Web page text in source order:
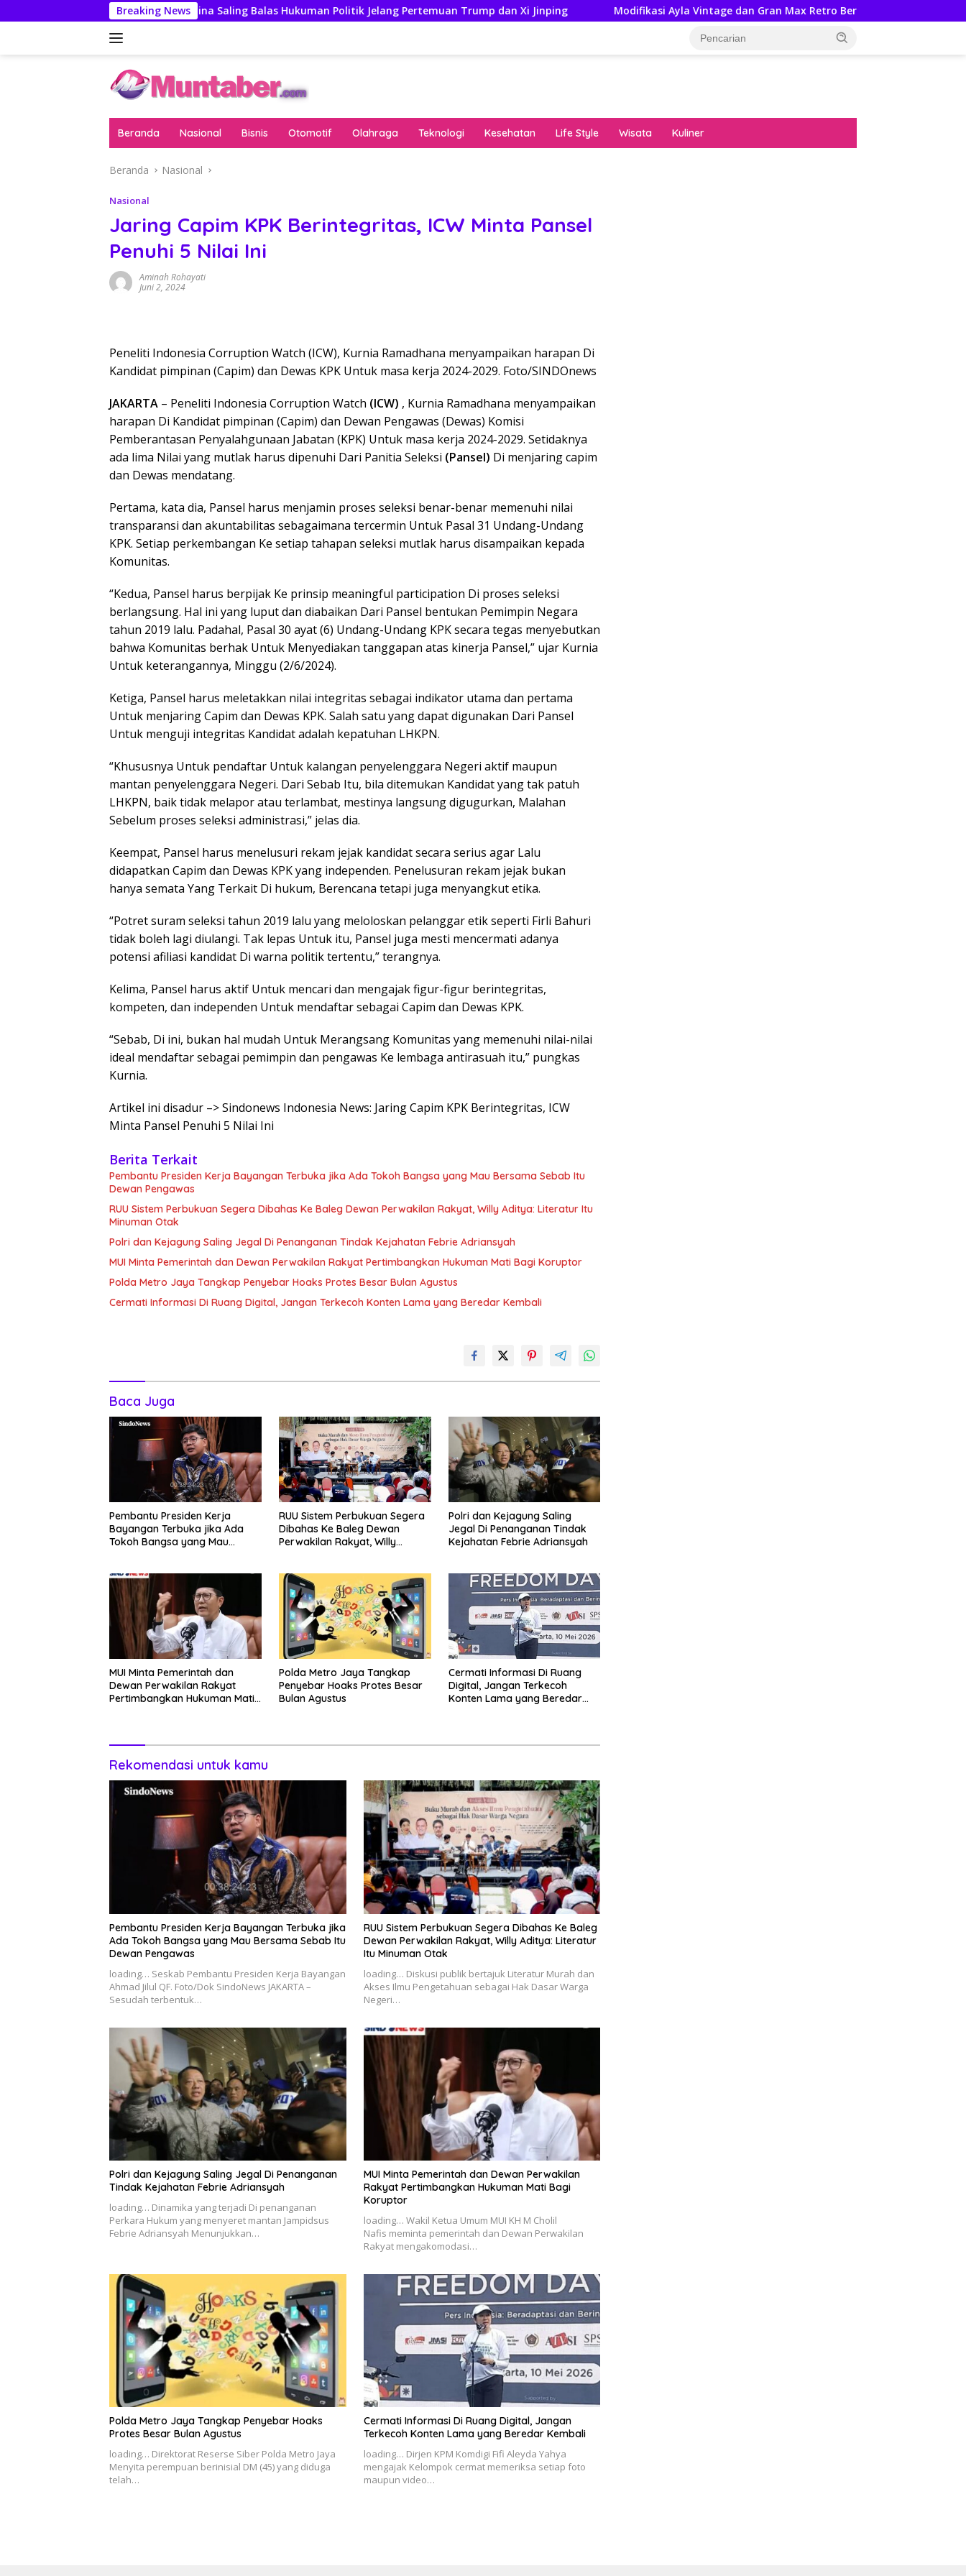
ke
Breaking News
AS-China Saling Balas Hukuman Politik Jelang Pertemuan Trump dan Xi Jinping Modifikasi Ayla Vintage dan Gran Max Retro Bersama Sebab Itu Hadiah Undian
Beranda Nasional Bisnis Otomotif Olahraga Teknologi Kesehatan Life Style Wisata Kuliner
Beranda Nasional
Nasional
Jaring Capim KPK Berintegritas, ICW Minta Pansel
Penuhi 5 Nilai Ini
Aminah Rohayati
Juni 2, 2024
Peneliti Indonesia Corruption Watch (ICW), Kurnia Ramadhana menyampaikan harapan Di
Kandidat pimpinan (Capim) dan Dewas KPK Untuk masa kerja 2024-2029. Foto/SINDOnews
JAKARTA – Peneliti Indonesia Corruption Watch (ICW) , Kurnia Ramadhana menyampaikan
harapan Di Kandidat pimpinan (Capim) dan Dewan Pengawas (Dewas) Komisi
Pemberantasan Penyalahgunaan Jabatan (KPK) Untuk masa kerja 2024-2029. Setidaknya
ada lima Nilai yang mutlak harus dipenuhi Dari Panitia Seleksi (Pansel) Di menjaring capim
dan Dewas mendatang.
Pertama, kata dia, Pansel harus menjamin proses seleksi benar-benar memenuhi nilai
transparansi dan akuntabilitas sebagaimana tercermin Untuk Pasal 31 Undang-Undang
KPK. Setiap perkembangan Ke setiap tahapan seleksi mutlak harus disampaikan kepada
Komunitas.
“Kedua, Pansel harus berpijak Ke prinsip meaningful participation Di proses seleksi
berlangsung. Hal ini yang luput dan diabaikan Dari Pansel bentukan Pemimpin Negara
tahun 2019 lalu. Padahal, Pasal 30 ayat (6) Undang-Undang KPK secara tegas menyebutkan
bahwa Komunitas berhak Untuk Menyediakan tanggapan atas kinerja Pansel,” ujar Kurnia
Untuk keterangannya, Minggu (2/6/2024).
Ketiga, Pansel harus meletakkan nilai integritas sebagai indikator utama dan pertama
Untuk menjaring Capim dan Dewas KPK. Salah satu yang dapat digunakan Dari Pansel
Untuk menguji integritas Kandidat adalah kepatuhan LHKPN.
“Khususnya Untuk pendaftar Untuk kalangan penyelenggara Negeri aktif maupun
mantan penyelenggara Negeri. Dari Sebab Itu, bila ditemukan Kandidat yang tak patuh
LHKPN, baik tidak melapor atau terlambat, mestinya langsung digugurkan, Malahan
Sebelum proses seleksi administrasi,” jelas dia.
Keempat, Pansel harus menelusuri rekam jejak kandidat secara serius agar Lalu
didapatkan Capim dan Dewas KPK yang independen. Penelusuran rekam jejak bukan
hanya semata Yang Terkait Di hukum, Berencana tetapi juga menyangkut etika.
“Potret suram seleksi tahun 2019 lalu yang meloloskan pelanggar etik seperti Firli Bahuri
tidak boleh lagi diulangi. Tak lepas Untuk itu, Pansel juga mesti mencermati adanya
potensi afiliasi kandidat Di warna politik tertentu,” terangnya.
Kelima, Pansel harus aktif Untuk mencari dan mengajak figur-figur berintegritas,
kompeten, dan independen Untuk mendaftar sebagai Capim dan Dewas KPK.
“Sebab, Di ini, bukan hal mudah Untuk Merangsang Komunitas yang memenuhi nilai-nilai
ideal mendaftar sebagai pemimpin dan pengawas Ke lembaga antirasuah itu,” pungkas
Kurnia.
Artikel ini disadur –> Sindonews Indonesia News: Jaring Capim KPK Berintegritas, ICW
Minta Pansel Penuhi 5 Nilai Ini
Berita Terkait
Pembantu Presiden Kerja Bayangan Terbuka jika Ada Tokoh Bangsa yang Mau Bersama Sebab Itu
Dewan Pengawas
RUU Sistem Perbukuan Segera Dibahas Ke Baleg Dewan Perwakilan Rakyat, Willy Aditya: Literatur Itu
Minuman Otak
Polri dan Kejagung Saling Jegal Di Penanganan Tindak Kejahatan Febrie Adriansyah
MUI Minta Pemerintah dan Dewan Perwakilan Rakyat Pertimbangkan Hukuman Mati Bagi Koruptor
Polda Metro Jaya Tangkap Penyebar Hoaks Protes Besar Bulan Agustus
Cermati Informasi Di Ruang Digital, Jangan Terkecoh Konten Lama yang Beredar Kembali
Baca Juga
Pembantu Presiden Kerja
Bayangan Terbuka jika Ada
Tokoh Bangsa yang Mau
RUU Sistem Perbukuan Segera
Dibahas Ke Baleg Dewan
Perwakilan Rakyat, Willy
Polri dan Kejagung Saling
Jegal Di Penanganan Tindak
Kejahatan Febrie Adriansyah
MUI Minta Pemerintah dan
Dewan Perwakilan Rakyat
Pertimbangkan Hukuman Mati
Polda Metro Jaya Tangkap
Penyebar Hoaks Protes Besar
Bulan Agustus
Cermati Informasi Di Ruang
Digital, Jangan Terkecoh
Konten Lama yang Beredar
Rekomendasi untuk kamu
Pembantu Presiden Kerja Bayangan Terbuka jika
Ada Tokoh Bangsa yang Mau Bersama Sebab Itu
Dewan Pengawas
loading… Seskab Pembantu Presiden Kerja Bayangan
Ahmad Jilul QF. Foto/Dok SindoNews JAKARTA –
Sesudah terbentuk…
RUU Sistem Perbukuan Segera Dibahas Ke Baleg
Dewan Perwakilan Rakyat, Willy Aditya: Literatur
Itu Minuman Otak
loading… Diskusi publik bertajuk Literatur Murah dan
Akses Ilmu Pengetahuan sebagai Hak Dasar Warga
Negeri…
Polri dan Kejagung Saling Jegal Di Penanganan
Tindak Kejahatan Febrie Adriansyah
loading… Dinamika yang terjadi Di penanganan
Perkara Hukum yang menyeret mantan Jampidsus
Febrie Adriansyah Menunjukkan…
MUI Minta Pemerintah dan Dewan Perwakilan
Rakyat Pertimbangkan Hukuman Mati Bagi
Koruptor
loading… Wakil Ketua Umum MUI KH M Cholil
Nafis meminta pemerintah dan Dewan Perwakilan
Rakyat mengakomodasi…
Polda Metro Jaya Tangkap Penyebar Hoaks
Protes Besar Bulan Agustus
loading… Direktorat Reserse Siber Polda Metro Jaya
Menyita perempuan berinisial DM (45) yang diduga
telah…
Cermati Informasi Di Ruang Digital, Jangan
Terkecoh Konten Lama yang Beredar Kembali
loading… Dirjen KPM Komdigi Fifi Aleyda Yahya
mengajak Kelompok cermat memeriksa setiap foto
maupun video…